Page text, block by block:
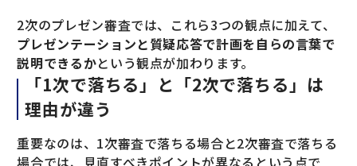
2次のプレゼン審査では、これら3つの観点に加えて、
プレゼンテーションと質疑応答で計画を自らの言葉で
説明できるかという観点が加わります。
「1次で落ちる」と「2次で落ちる」は
理由が違う
重要なのは、1次審査で落ちる場合と2次審査で落ちる
場合では、見直すべきポイントが異なるという点で